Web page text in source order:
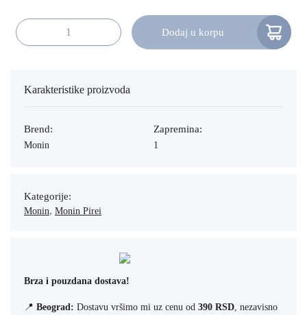
Monin Voćni Pire Kiwi 1l količinaDodaj u korpu
Karakteristike proizvoda
Brend:
Monin
Zapremina:
1
Kategorije:
Monin, Monin Pirei
Brza i pouzdana dostava!
📍 Beograd: Dostavu vršimo mi uz cenu od 390 RSD, nezavisno